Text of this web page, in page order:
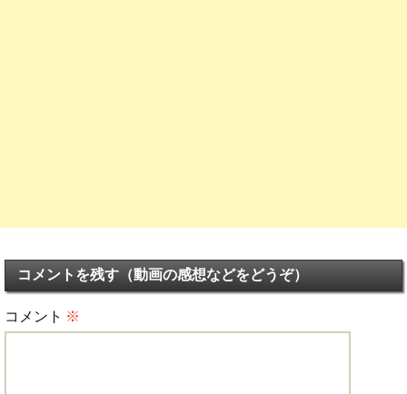
コメントを残す（動画の感想などをどうぞ）
コメント ※